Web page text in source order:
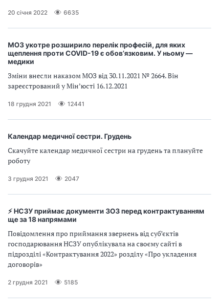
20 січня 2022 6635
МОЗ укотре розширило перелік професій, для яких
щеплення проти COVID-19 є обов’язковим. У ньому —
медики
Зміни внесли наказом МОЗ від 30.11.2021 № 2664. Він
зареєстрований у Мін’юсті 16.12.2021
18 грудня 2021 12441
Календар медичної сестри. Грудень
Скачуйте календар медичної сестри на грудень та плануйте
роботу
3 грудня 2021 2047
⚡ НСЗУ приймає документи ЗОЗ перед контрактуванням
ще за 18 напрямами
Повідомлення про приймання звернень від суб’єктів
господарювання НСЗУ опублікувала на своєму сайті в
підрозділі «Контрактування 2022» розділу «Про укладення
договорів»
2 грудня 2021 5185